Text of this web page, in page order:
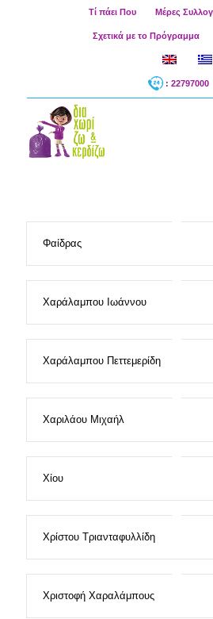
Τί πάει Που Μέρες
Σχετικά με το Πρόγραμμα
: 22797000
Φαίδρας
Χαράλαμπου Ιωάννου
Χαράλαμπου Πεττεμερίδη
Χαριλάου Μιχαήλ
Χίου
Χρίστου Τριανταφυλλίδη
Χριστοφή Χαραλάμπους